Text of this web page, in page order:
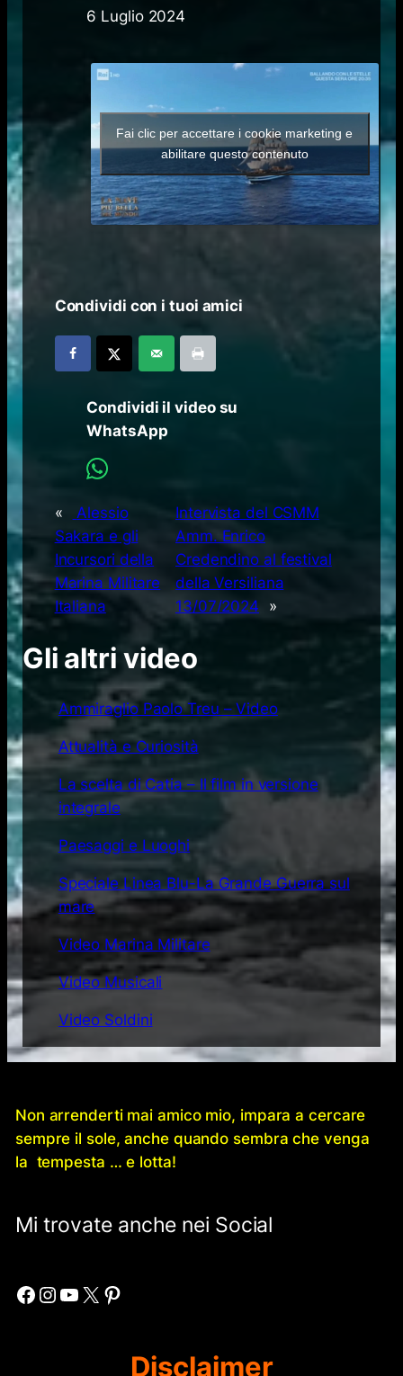
6 Luglio 2024
Fai clic per accettare i cookie marketing e
abilitare questo contenuto
Condividi con i tuoi amici
Condividi il video su
WhatsApp
«
Alessio
Sakara e gli
Incursori della
Marina Militare
Italiana
Intervista del CSMM
Amm. Enrico
Credendino al festival
della Versiliana
13/07/2024
»
Gli altri video
Ammiraglio Paolo Treu – Video
Attualità e Curiosità
La scelta di Catia – Il film in versione
integrale
Paesaggi e Luoghi
Speciale Linea Blu-La Grande Guerra sul
mare
Video Marina Militare
Video Musicali
Video Soldini
Non arrenderti mai amico mio, impara a cercare
sempre il sole, anche quando sembra che venga
la tempesta … e lotta!
Mi trovate anche nei Social
Facebook Instagram YouTube X Pinterest
Disclaimer